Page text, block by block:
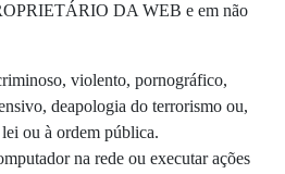
DA WEB e em não
violento, pornográfico,
deapologia do terrorismo ou,
ou à ordem pública.
na rede ou executar ações